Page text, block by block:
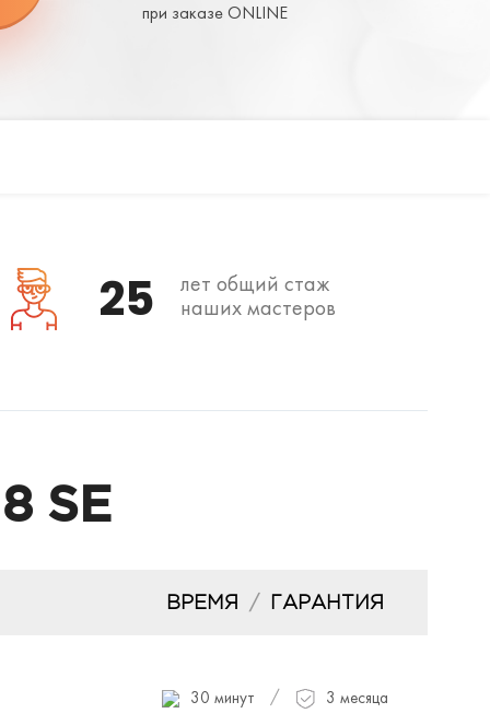
при заказе ONLINE
25
лет общий стаж
наших мастеров
SE
ВРЕМЯ / ГАРАНТИЯ
30 минут / 3 месяца